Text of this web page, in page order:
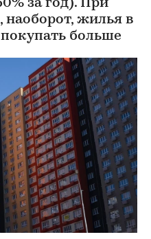
за год). При
наоборот, жилья в
больше